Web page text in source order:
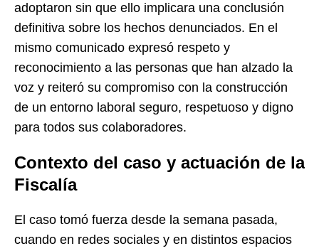
adoptaron sin que ello implicara una conclusión
definitiva sobre los hechos denunciados. En el
mismo comunicado expresó respeto y
reconocimiento a las personas que han alzado la
voz y reiteró su compromiso con la construcción
de un entorno laboral seguro, respetuoso y digno
para todos sus colaboradores.
Contexto del caso y actuación de la
Fiscalía
El caso tomó fuerza desde la semana pasada,
cuando en redes sociales y en distintos espacios